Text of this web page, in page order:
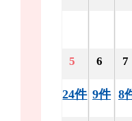
5
24件
6
9件
7
8